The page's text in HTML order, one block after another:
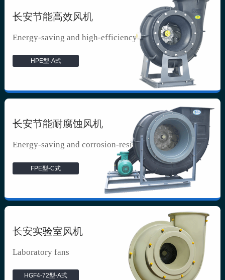
长安节能高效风机
Energy-saving and high-efficiency f...
HPE型-A式
长安节能耐腐蚀风机
Energy-saving and corrosion-resista...
FPE型-C式
长安实验室风机
Laboratory fans
HGF4-72型-A式